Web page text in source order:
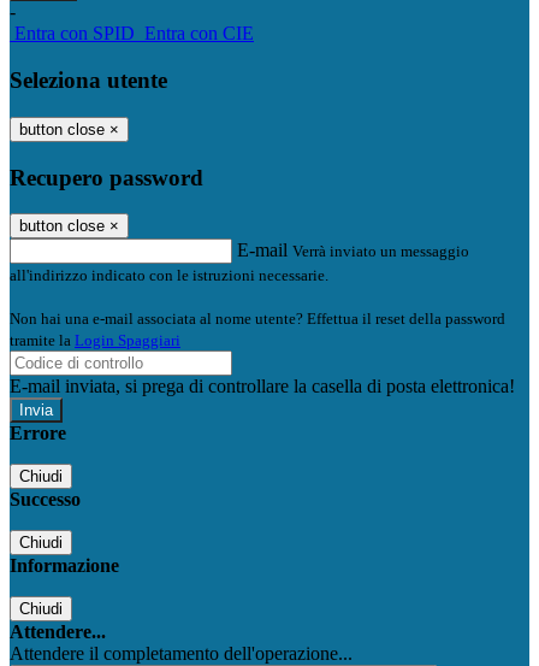
-
Entra con SPID Entra con CIE
Seleziona utente
button close ×
Recupero password
button close ×
E-mail Verrà inviato un messaggio
all'indirizzo indicato con le istruzioni necessarie.
Non hai una e-mail associata al nome utente? Effettua il reset della password
tramite la Login Spaggiari
E-mail inviata, si prega di controllare la casella di posta elettronica!
Errore
Chiudi
Successo
Chiudi
Informazione
Chiudi
Attendere...
Attendere il completamento dell'operazione...